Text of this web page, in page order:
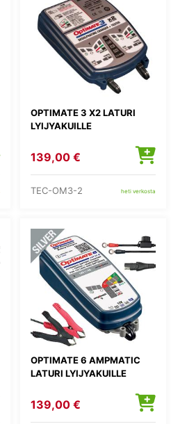
OPTIMATE 3 X2 LATURI
LYIJYAKUILLE
139,00 €
TEC-OM3-2 heti verkosta
OPTIMATE 6 AMPMATIC
LATURI LYIJYAKUILLE
139,00 €